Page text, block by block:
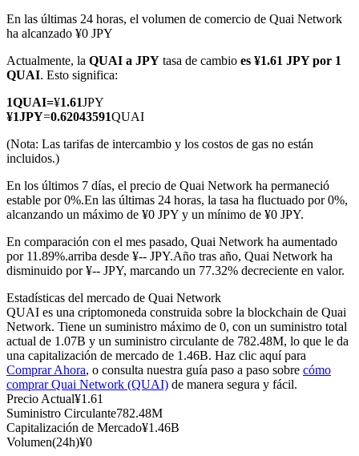
TradFi
primas
Futuros que utilizan USDC como garantía
Copiar Trading
Únete a los mejores traders
En las últimas 24 horas, el volumen de comercio de Quai Network
ha alcanzado ¥0 JPY
Actualmente, la QUAI a JPY tasa de cambio es ¥1.61 JPY por 1
QUAI. Esto significa:
1QUAI=¥1.61JPY
¥1JPY=0.62043591QUAI
(Nota: Las tarifas de intercambio y los costos de gas no están
incluidos.)
En los últimos 7 días, el precio de Quai Network ha permaneció
estable por 0%.En las últimas 24 horas, la tasa ha fluctuado por 0%,
alcanzando un máximo de ¥0 JPY y un mínimo de ¥0 JPY.
En comparación con el mes pasado, Quai Network ha aumentado
por 11.89%.arriba desde ¥-- JPY.Año tras año, Quai Network ha
disminuido por ¥-- JPY, marcando un 77.32% decreciente en valor.
Estadísticas del mercado de Quai Network
QUAI es una criptomoneda construida sobre la blockchain de Quai
Network. Tiene un suministro máximo de 0, con un suministro total
actual de 1.07B y un suministro circulante de 782.48M, lo que le da
una capitalización de mercado de 1.46B. Haz clic aquí para
Comprar Ahora, o consulta nuestra guía paso a paso sobre cómo
comprar Quai Network (QUAI) de manera segura y fácil.
Precio Actual¥1.61
Suministro Circulante782.48M
Capitalización de Mercado¥1.46B
Volumen(24h)¥0